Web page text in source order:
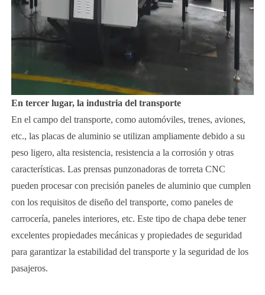
En tercer lugar, la industria del transporte
En el campo del transporte, como automóviles, trenes, aviones,
etc., las placas de aluminio se utilizan ampliamente debido a su
peso ligero, alta resistencia, resistencia a la corrosión y otras
características. Las prensas punzonadoras de torreta CNC
pueden procesar con precisión paneles de aluminio que cumplen
con los requisitos de diseño del transporte, como paneles de
carrocería, paneles interiores, etc. Este tipo de chapa debe tener
excelentes propiedades mecánicas y propiedades de seguridad
para garantizar la estabilidad del transporte y la seguridad de los
pasajeros.